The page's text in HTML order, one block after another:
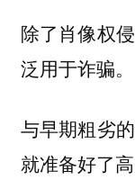
除了肖像权
泛用于诈骗。
与早期粗劣
就准备好了